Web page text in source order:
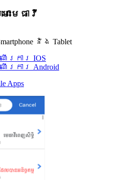
េធាវី
និង Tablet
ការ IOS
ការ Android
Apps